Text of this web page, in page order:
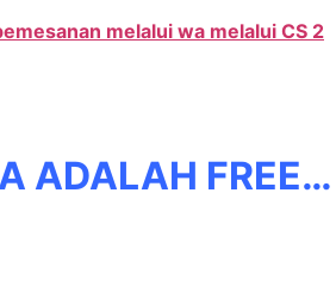
melalui wa melalui CS 2
ADALAH FREE…